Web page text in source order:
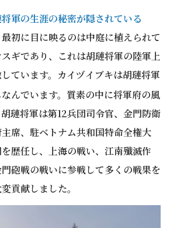
軍の生涯の秘密が隠されている
初に目に映るのは中庭に植えられて
ギであり、これは胡璉将軍の陸軍上
ています。カイヅイブキは胡璉将軍
んでいます。質素の中に将軍府の風
璉将軍は第12兵団司令官、金門防衛
席、駐ベトナム共和国特命全権大
歴任し、上海の戦い、江南殲滅作
砲戦の戦いに参戦して多くの戦果を
貢献しました。